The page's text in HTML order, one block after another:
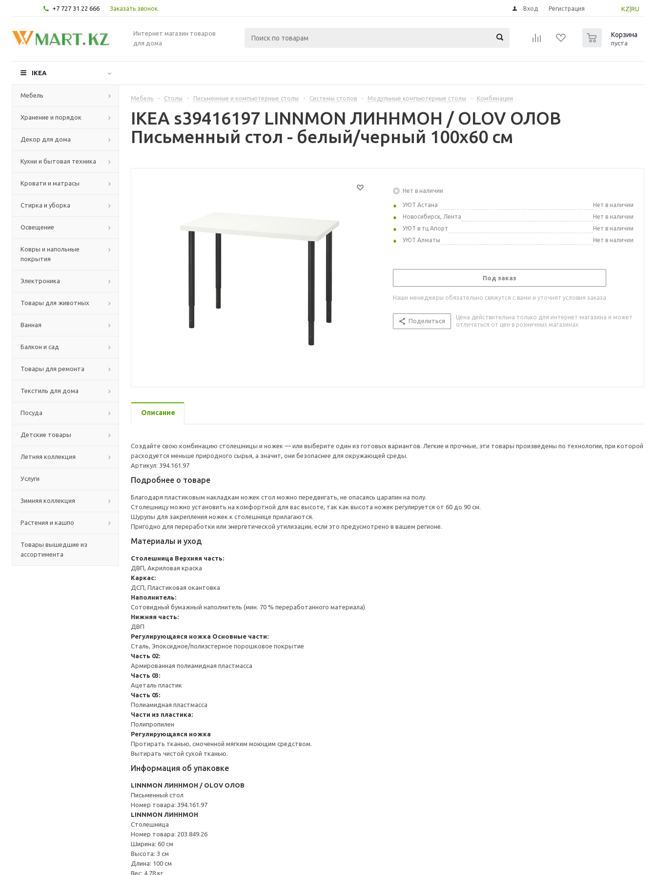
+7 727 31 22 666 Заказать звонок KZ RU
Вход Регистрация
Интернет магазин товаров
для дома
Корзина
пуста
IKEA
Мебель
Хранение и порядок
Декор для дома
Кухни и бытовая техника
Кровати и матрасы
Стирка и уборка
Освещение
Ковры и напольные
покрытия
Электроника
Товары для животных
Ванная
Балкон и сад
Товары для ремонта
Текстиль для дома
Посуда
Детские товары
Летняя коллекция
Услуги
Зимняя коллекция
Растения и кашпо
Товары вышедшие из
ассортимента
Мебель - Столы - Письменные и компьютерные столы - Системы столов - Модульные компьютерные столы - Комбинации
IKEA s39416197 LINNMON ЛИННМОН / OLOV ОЛОВ
Письменный стол - белый/черный 100x60 см
Нет в наличии
УЮТ Астана
Нет в наличии
Новосибирск, Лента
Нет в наличии
УЮТ в тц Апорт
Нет в наличии
УЮТ Алматы
Нет в наличии
Под заказ
Наши менеджеры обязательно свяжутся с вами и уточнят условия заказа
Поделиться
Цена действительна только для интернет-магазина и может
отличаться от цен в розничных магазинах
Описание
Создайте свою комбинацию столешницы и ножек — или выберите один из готовых вариантов. Легкие и прочные, эти товары произведены по технологии, при которой
расходуется меньше природного сырья, а значит, они безопаснее для окружающей среды.
Артикул: 394.161.97
Подробнее о товаре
Благодаря пластиковым накладкам ножек стол можно передвигать, не опасаясь царапин на полу.
Столешницу можно установить на комфортной для вас высоте, так как высота ножек регулируется от 60 до 90 см.
Шурупы для закрепления ножек к столешнице прилагаются.
Пригодно для переработки или энергетической утилизации, если это предусмотрено в вашем регионе.
Материалы и уход
Столешница Верхняя часть:
ДВП, Акриловая краска
Каркас:
ДСП, Пластиковая окантовка
Наполнитель:
Сотовидный бумажный наполнитель (мин. 70 % переработанного материала)
Нижняя часть:
ДВП
Регулирующаяся ножка Основные части:
Сталь, Эпоксидное/полиэстерное порошковое покрытие
Часть 02:
Армированная полиамидная пластмасса
Часть 03:
Ацеталь пластик
Часть 05:
Полиамидная пластмасса
Части из пластика:
Полипропилен
Регулирующаяся ножка
Протирать тканью, смоченной мягким моющим средством.
Вытирать чистой сухой тканью.
Информация об упаковке
LINNMON ЛИННМОН / OLOV ОЛОВ
Письменный стол
Номер товара: 394.161.97
LINNMON ЛИННМОН
Столешница
Номер товара: 203.849.26
Ширина: 60 см
Высота: 3 см
Длина: 100 см
Вес: 4.78 кг